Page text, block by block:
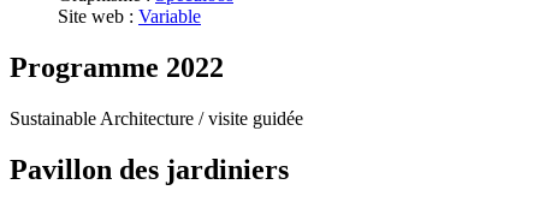
Site web : Variable
Programme 2022
Sustainable Architecture /visite guidée
Pavillon des jardiniers